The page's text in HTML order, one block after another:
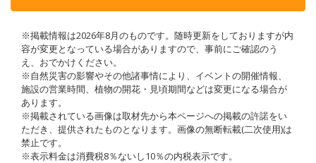
※掲載情報は2026年8月のものです。随時更新をしておりますが内
容が変更となっている場合がありますので、事前にご確認のう
え、おでかけください。
※自然災害の影響やその他諸事情により、イベントの開催情報、
施設の営業時間、植物の開花・見頃期間などは変更になる場合が
あります。
※掲載されている画像は取材先から本ページへの掲載の許諾をい
ただき、提供されたものとなります。画像の無断転載(二次使用)は
禁止です。
※表示料金は消費税8％ないし10％の内税表示です。